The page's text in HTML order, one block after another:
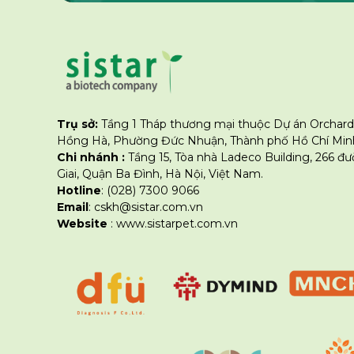
Trụ sở: Tầng 1 Tháp thương mại thuộc Dự án
Hồng Hà, Phường Đức Nhuận, Thành phố Hồ Chí
Chi nhánh : Tầng 15, Tòa nhà Ladeco Building, 266
Giai, Quận Ba Đình, Hà Nội, Việt Nam.
Hotline: (028) 7300 9066
Email: cskh@sistar.com.vn
Website : www.sistarpet.com.vn